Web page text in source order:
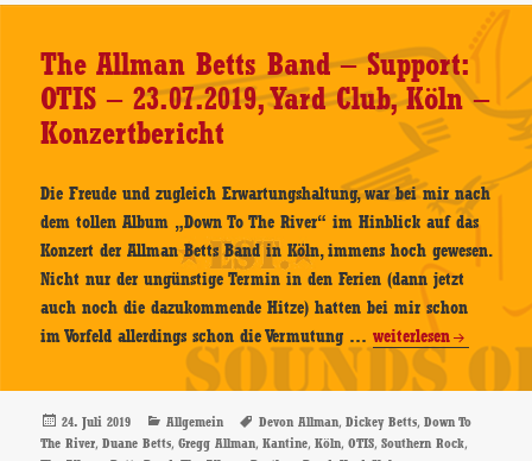
Heart
–
CD-
Review
The Allman Betts Band – Support:
OTIS – 23.07.2019, Yard Club, Köln –
Konzertbericht
Die Freude und zugleich Erwartungshaltung, war bei mir nach
dem tollen Album „Down To The River“ im Hinblick auf das
Konzert der Allman Betts Band in Köln, immens hoch gewesen.
Nicht nur der ungünstige Termin in den Ferien (dann jetzt
auch noch die dazukommende Hitze) hatten bei mir schon
im Vorfeld allerdings schon die Vermutung …The
Allman
Betts
Band
–
weiterlesen
Veröffentlicht
am
24. Juli 2019 Kategorien
Allgemein Schlagwörter
Devon Allman,Dickey Betts,Down To
The River,Duane Betts,Gregg Allman,Kantine,Köln,OTIS,Southern Rock,